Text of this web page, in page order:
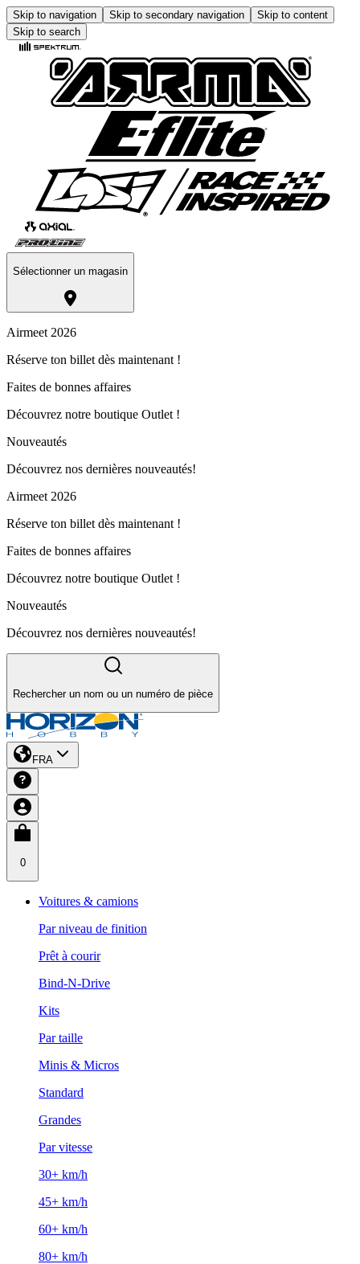
Skip to navigation Skip to secondary navigation
Skip to content
Skip to search
Sélectionner un magasin
Airmeet 2026
Réserve ton billet dès maintenant !
Faites de bonnes affaires
Découvrez notre boutique Outlet !
Nouveautés
Découvrez nos dernières nouveautés!
Airmeet 2026
Réserve ton billet dès maintenant !
Faites de bonnes affaires
Découvrez notre boutique Outlet !
Nouveautés
Découvrez nos dernières nouveautés!
Rechercher un nom ou un numéro de pièce
FRA
0
Voitures & camions
Par niveau de finition
Prêt à courir
Bind-N-Drive
Kits
Par taille
Minis & Micros
Standard
Grandes
Par vitesse
30+ km/h
45+ km/h
60+ km/h
80+ km/h